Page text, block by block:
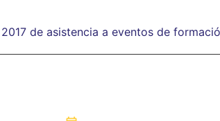
de asistencia a eventos de